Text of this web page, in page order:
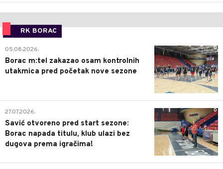
RK BORAC
0
05.08.2026.
Borac m:tel zakazao osam kontrolnih
utakmica pred početak nove sezone
0
27.07.2026.
Savić otvoreno pred start sezone:
Borac napada titulu, klub ulazi bez
dugova prema igračima!